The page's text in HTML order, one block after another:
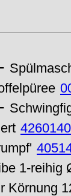
-
-
1-reihig
Körnung